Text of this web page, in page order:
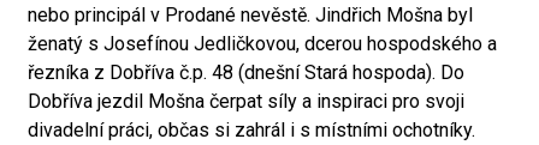
nebo principál v Prodané nevěstě. Jindřich Mošna byl
ženatý s Josefínou Jedličkovou, dcerou hospodského a
řezníka z Dobříva č.p. 48 (dnešní Stará hospoda). Do
Dobříva jezdil Mošna čerpat síly a inspiraci pro svoji
divadelní práci, občas si zahrál i s místními ochotníky.